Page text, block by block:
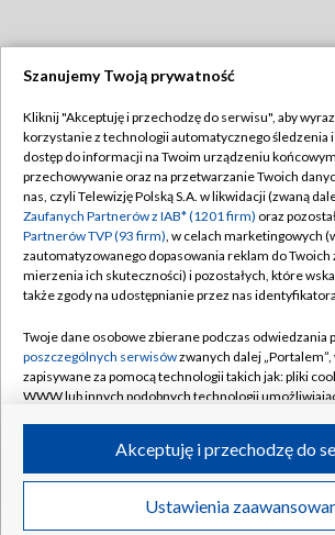
TVP
Abonament TVP
Emisja w TVP
Centrum informacji TVP
Naziemna Telewizja Cyfrowa
Rada Programowa
System NOS
Informacje o nadawcy
Program dla prasy
Ogłoszenie przetargowe
Regulamin TVP
Polityka prywatności
Moje zgody
Pomoc
Kontakt
Kanały
©2026 Telewizja Polska S.A. w
Szanujemy Twoją prywatność
Kliknij "Akceptuję i przechodzę do serwisu", aby
korzystanie z technologii automatycznego śledzenia
dostęp do informacji na Twoim urządzeniu
przechowywanie oraz na przetwarzanie Twoich
nas, czyli Telewizję Polską S.A. w likwidacji (zwaną
Zaufanych Partnerów z IAB* (1201 firm) oraz
Partnerów TVP (93 firm), w celach marketingowych
zautomatyzowanego dopasowania reklam do
mierzenia ich skuteczności) i pozostałych, które
także zgody na udostępnianie przez nas
Twoje dane osobowe zbierane podczas odwiedzania
poszczególnych serwisówzwanych dalej
zapisywane za pomocą technologii takich jak: pliki
WWW lub innych podobnych technologii
ruchu w Internecie.
Twoje dane osobowe zbierane podczas odwiedzania
poszczególnych serwisówna Portalu, takie jak adresy
Ustawienia
Akceptuję i przechodzę do